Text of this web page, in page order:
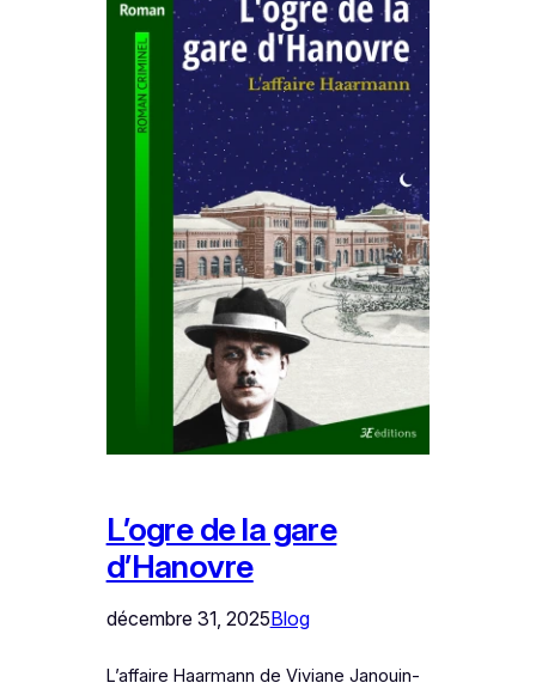
L’ogre de la gare
d’Hanovre
décembre 31, 2025Blog
L’affaire Haarmann de Viviane Janouin-